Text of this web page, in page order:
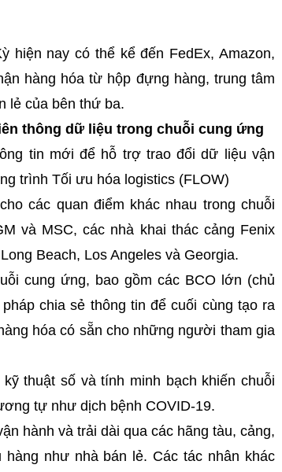
hiện nay có thể kể đến FedEx, Amazon,
hàng hóa từ hộp đựng hàng, trung tâm
lẻ của bên thứ ba.
thông dữ liệu trong chuỗi cung ứng
tin mới để hỗ trợ trao đổi dữ liệu vận
trình Tối ưu hóa logistics (FLOW)
các quan điểm khác nhau trong chuỗi
và MSC, các nhà khai thác cảng Fenix
Beach, Los Angeles và Georgia.
cung ứng, bao gồm các BCO lớn (chủ
chia sẻ thông tin để cuối cùng tạo ra
hóa có sẵn cho những người tham gia
thuật số và tính minh bạch khiến chuỗi
tự như dịch bệnh COVID-19.
hành và trải dài qua các hãng tàu, cảng,
như nhà bán lẻ. Các tác nhân khác